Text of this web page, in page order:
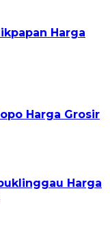
Harga
Harga Grosir
Harga